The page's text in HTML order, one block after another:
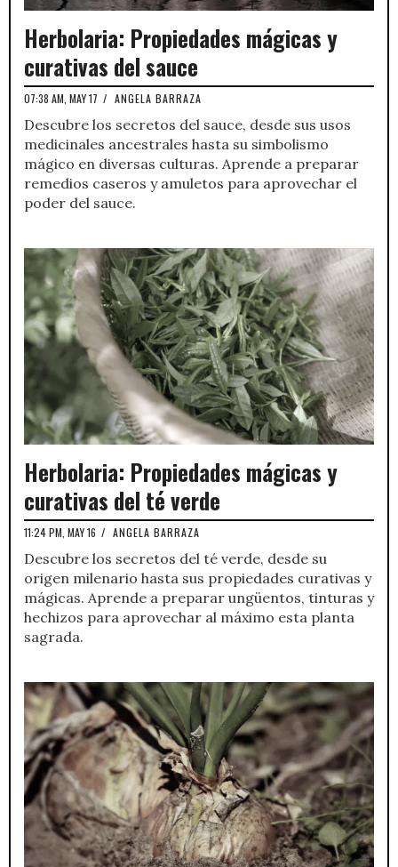
Herbolaria: Propiedades mágicas y
curativas del sauce
07:38 AM, MAY 17 / ANGELA BARRAZA
Descubre los secretos del sauce, desde sus usos
medicinales ancestrales hasta su simbolismo
mágico en diversas culturas. Aprende a preparar
remedios caseros y amuletos para aprovechar el
poder del sauce.
Herbolaria: Propiedades mágicas y
curativas del té verde
11:24 PM, MAY 16 / ANGELA BARRAZA
Descubre los secretos del té verde, desde su
origen milenario hasta sus propiedades curativas y
mágicas. Aprende a preparar ungüentos, tinturas y
hechizos para aprovechar al máximo esta planta
sagrada.